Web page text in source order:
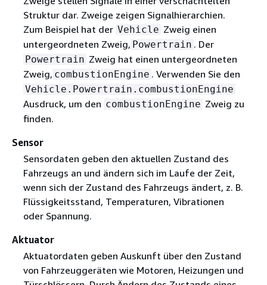
Struktur dar. Zweige zeigen Signalhierarchien.
Zum Beispiel hat der Vehicle Zweig einen
untergeordneten Zweig, Powertrain . Der
Powertrain Zweig hat einen untergeordneten
Zweig, combustionEngine . Verwenden Sie den
Vehicle.Powertrain.combustionEngine
Ausdruck, um den combustionEngine Zweig zu
finden.
Sensor
Sensordaten geben den aktuellen Zustand des
Fahrzeugs an und ändern sich im Laufe der Zeit,
wenn sich der Zustand des Fahrzeugs ändert, z. B.
Flüssigkeitsstand, Temperaturen, Vibrationen
oder Spannung.
Aktuator
Aktuatordaten geben Auskunft über den Zustand
von Fahrzeuggeräten wie Motoren, Heizungen und